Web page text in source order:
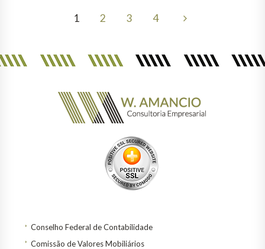
1 2 3 4
Conselho Federal de Contabilidade
Comissão de Valores Mobiliários